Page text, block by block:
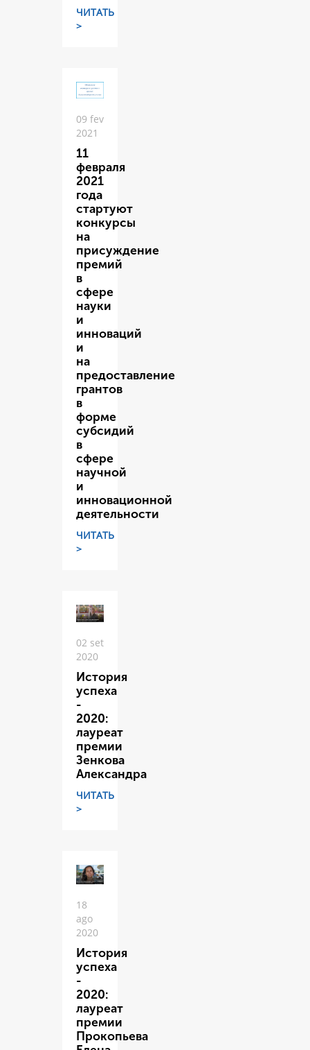
ЧИТАТЬ
>
09 fev
2021
11
февраля
2021
года
стартуют
конкурсы
на
присуждение
премий
в
сфере
науки
и
инноваций
и
на
предоставление
грантов
в
форме
субсидий
в
сфере
научной
и
инновационной
деятельности
ЧИТАТЬ
>
02 set
2020
История
успеха
-
2020:
лауреат
премии
Зенкова
Александра
ЧИТАТЬ
>
18
ago
2020
История
успеха
-
2020:
лауреат
премии
Прокопьева